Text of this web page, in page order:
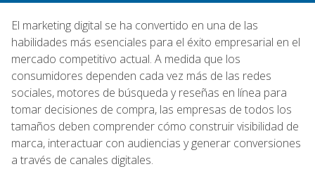
El marketing digital se ha convertido en una de las
habilidades más esenciales para el éxito empresarial en el
mercado competitivo actual. A medida que los
consumidores dependen cada vez más de las redes
sociales, motores de búsqueda y reseñas en línea para
tomar decisiones de compra, las empresas de todos los
tamaños deben comprender cómo construir visibilidad de
marca, interactuar con audiencias y generar conversiones
a través de canales digitales.